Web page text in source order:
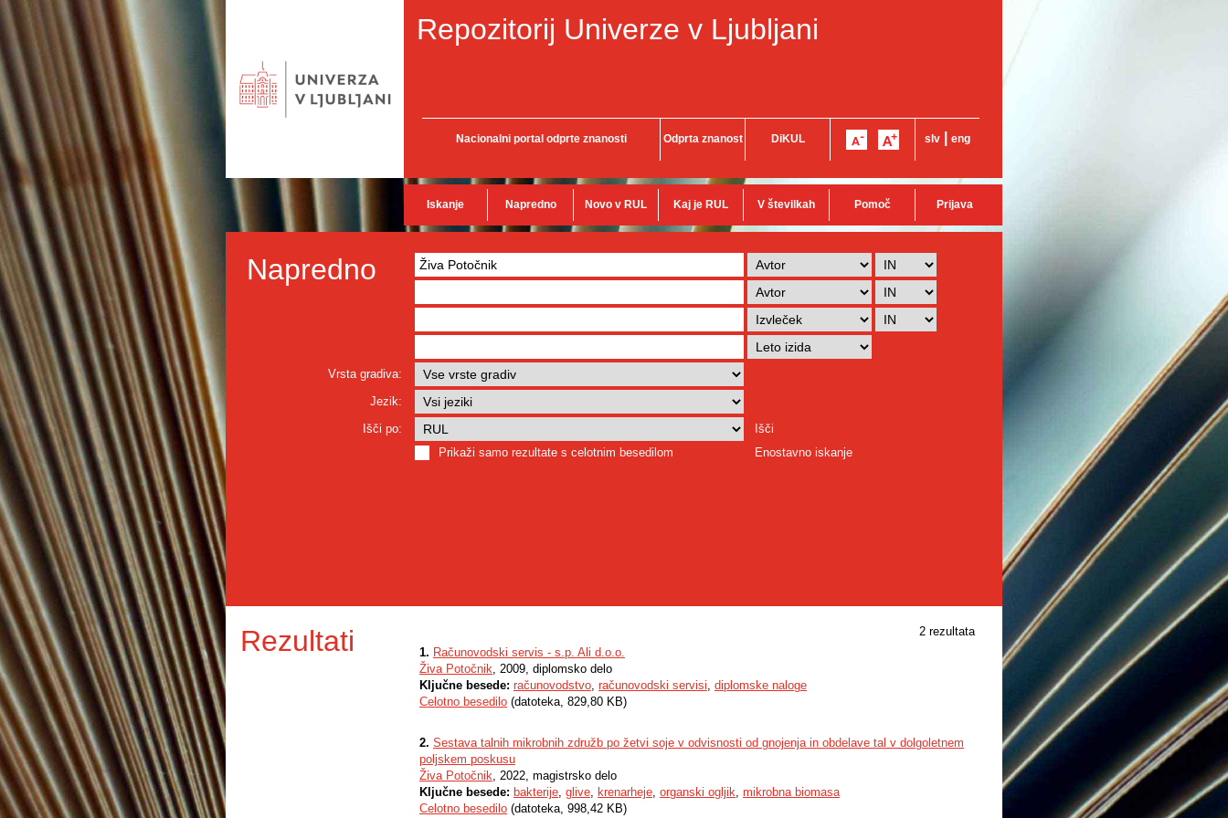
Repozitorij Univerze v Ljubljani
Nacionalni portal odprte znanosti Odprta znanost DiKUL slv eng
Iskanje Napredno Novo v RUL Kaj je RUL V številkah Pomoč Prijava
Napredno
Vrsta gradiva:
Jezik:
Išči po:
Išči
Prikaži samo rezultate s celotnim besedilom
Enostavno iskanje
Rezultati
2 rezultata
1. Računovodski servis - s.p. Ali d.o.o.
Živa Potočnik, 2009, diplomsko delo
Ključne besede: računovodstvo, računovodski servisi, diplomske naloge
Celotno besedilo (datoteka, 829,80 KB)
2. Sestava talnih mikrobnih združb po žetvi soje v odvisnosti od gnojenja in obdelave tal v dolgoletnem
poljskem poskusu
Živa Potočnik, 2022, magistrsko delo
Ključne besede: bakterije, glive, krenarheje, organski ogljik, mikrobna biomasa
Celotno besedilo (datoteka, 998,42 KB)